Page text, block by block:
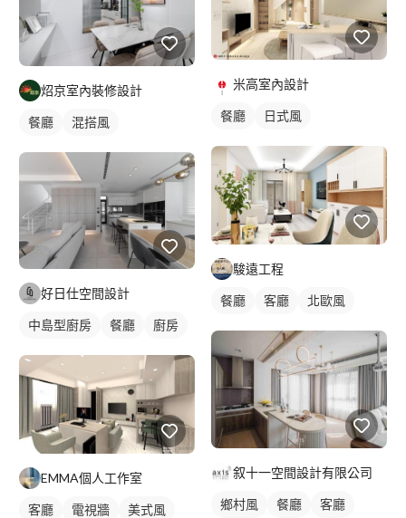
炤京室內裝修設計
餐廳 混搭風
好日仕空間設計
中島型廚房 餐廳 廚房
EMMA個人工作室
客廳 電視牆 美式風
米高室內設計
餐廳 日式風
駿遠工程
餐廳 客廳 北歐風
叙十一空間設計有限公司
鄉村風 餐廳 客廳